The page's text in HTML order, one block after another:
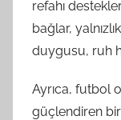
refahı
bağlar,
duygusu, ruh
Ayrıca, futbol
güçlendiren